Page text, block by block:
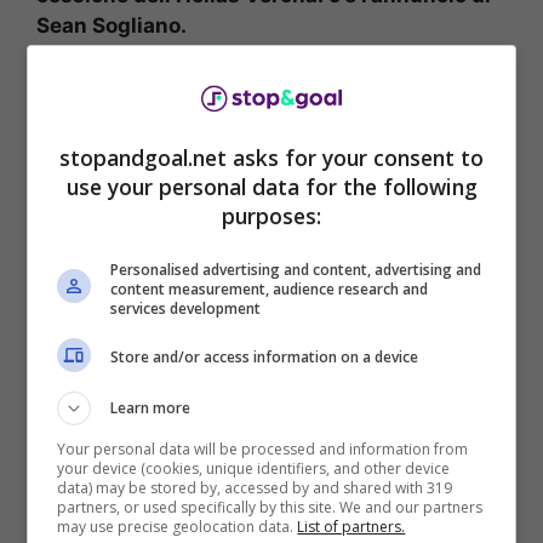
Sean Sogliano.
“L’anno scorso sono stati spesi 15 milioni, noi
dobbiamo giocarcela con chiunque anche con
proprietà forti che hanno a disposizione tanti
fondi. Mantenere una squadra di questo livello
è difficile, noi abbiamo provato a renderla
stopandgoal.net asks for your consent to
use your personal data for the following
purposes:
Personalised advertising and content, advertising and
content measurement, audience research and
services development
Store and/or access information on a device
Learn more
Your personal data will be processed and information from
your device (cookies, unique identifiers, and other device
data) may be stored by, accessed by and shared with 319
partners, or used specifically by this site. We and our partners
may use precise geolocation data. List of partners.